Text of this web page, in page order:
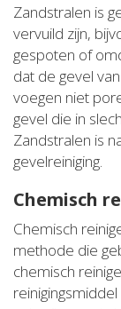
Zandstralen is
vervuild zijn,
gespoten of
dat de gevel
voegen niet
gevel die in
Zandstralen is
gevelreiniging.
Chemisch
Chemisch
methode die
chemisch